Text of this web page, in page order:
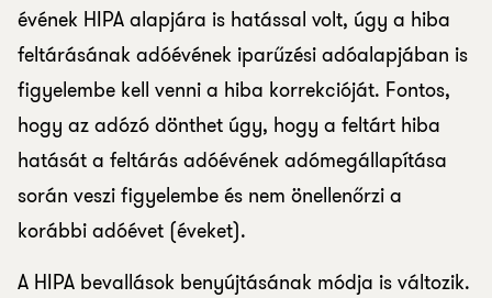
évének HIPA alapjára is hatással volt, úgy a hiba
feltárásának adóévének iparűzési adóalapjában is
figyelembe kell venni a hiba korrekcióját. Fontos,
hogy az adózó dönthet úgy, hogy a feltárt hiba
hatását a feltárás adóévének adómegállapítása
során veszi figyelembe és nem önellenőrzi a
korábbi adóévet (éveket).
A HIPA bevallások benyújtásának módja is változik.